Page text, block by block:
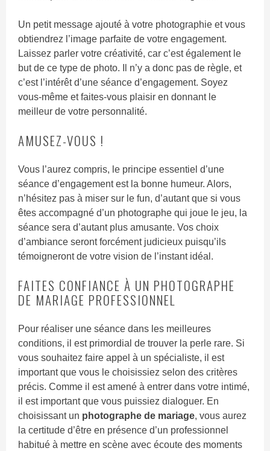
Un petit message ajouté à votre photographie et vous
obtiendrez l’image parfaite de votre engagement.
Laissez parler votre créativité, car c’est également le
but de ce type de photo. Il n’y a donc pas de règle, et
c’est l’intérêt d’une séance d’engagement. Soyez
vous-même et faites-vous plaisir en donnant le
meilleur de votre personnalité.
AMUSEZ-VOUS !
Vous l’aurez compris, le principe essentiel d’une
séance d’engagement est la bonne humeur. Alors,
n’hésitez pas à miser sur le fun, d’autant que si vous
êtes accompagné d’un photographe qui joue le jeu, la
séance sera d’autant plus amusante. Vos choix
d’ambiance seront forcément judicieux puisqu’ils
témoigneront de votre vision de l’instant idéal.
FAITES CONFIANCE À UN PHOTOGRAPHE
DE MARIAGE PROFESSIONNEL
Pour réaliser une séance dans les meilleures
conditions, il est primordial de trouver la perle rare. Si
vous souhaitez faire appel à un spécialiste, il est
important que vous le choisissiez selon des critères
précis. Comme il est amené à entrer dans votre intimé,
il est important que vous puissiez dialoguer. En
choisissant un photographe de mariage, vous aurez
la certitude d’être en présence d’un professionnel
habitué à mettre en scène avec écoute des moments